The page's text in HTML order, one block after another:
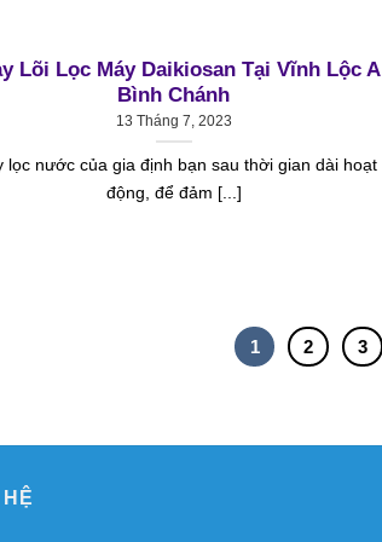
Lõi Lọc Máy Daikiosan Tại Vĩnh Lộc A
Bình Chánh
13 Tháng 7, 2023
lọc nước của gia định bạn sau thời gian dài hoạt
động, để đảm [...]
1 2 3